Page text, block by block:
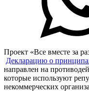
Проект «Все вместе за
Декларацию о
направлен на
которые используют
некоммерческих